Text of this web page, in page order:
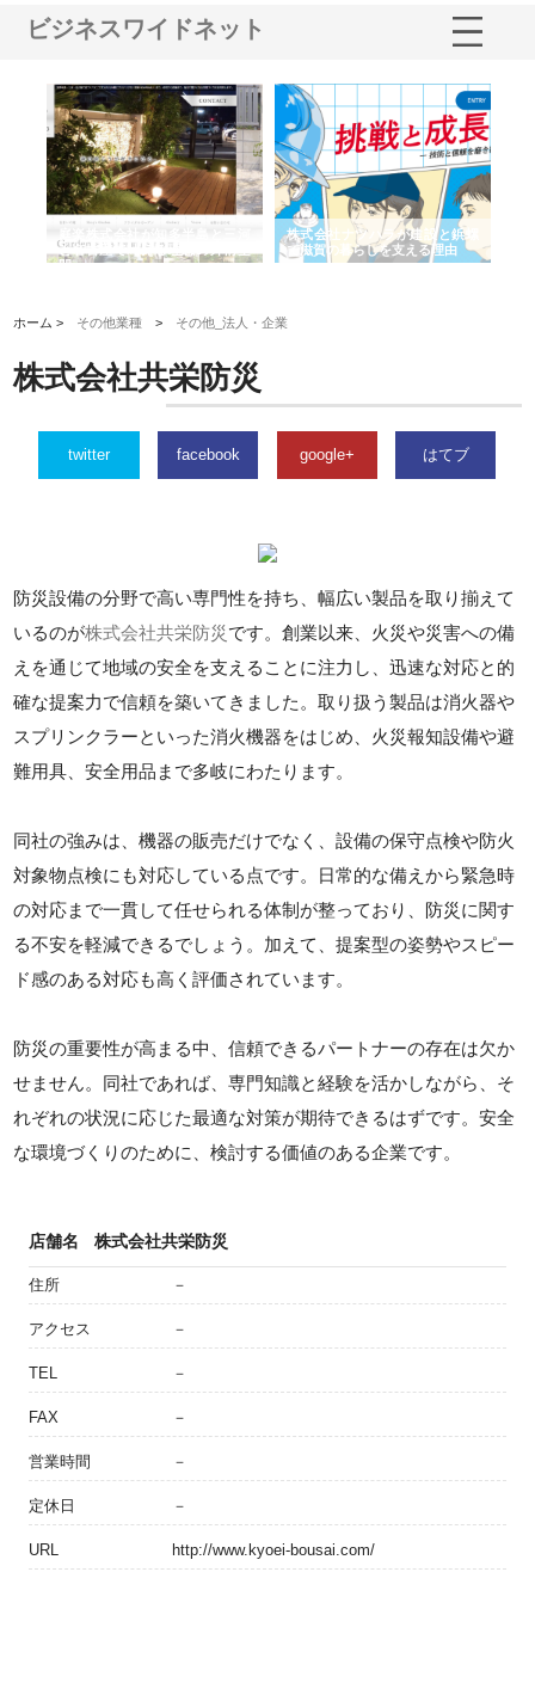
ビジネスワイドネット
と名古屋で叶える理想の外構空
間
株式会社ナツハラが建設と鋲螺
で滋賀の暮らしを支える理由
ホーム > その他業種 > その他_法人・企業
株式会社共栄防災
twitter facebook google+ はてブ
防災設備の分野で高い専門性を持ち、幅広い製品を取り揃えて
いるのが株式会社共栄防災です。創業以来、火災や災害への備
えを通じて地域の安全を支えることに注力し、迅速な対応と的
確な提案力で信頼を築いてきました。取り扱う製品は消火器や
スプリンクラーといった消火機器をはじめ、火災報知設備や避
難用具、安全用品まで多岐にわたります。
同社の強みは、機器の販売だけでなく、設備の保守点検や防火
対象物点検にも対応している点です。日常的な備えから緊急時
の対応まで一貫して任せられる体制が整っており、防災に関す
る不安を軽減できるでしょう。加えて、提案型の姿勢やスピー
ド感のある対応も高く評価されています。
防災の重要性が高まる中、信頼できるパートナーの存在は欠か
せません。同社であれば、専門知識と経験を活かしながら、そ
れぞれの状況に応じた最適な対策が期待できるはずです。安全
な環境づくりのために、検討する価値のある企業です。
店舗名 株式会社共栄防災
住所 －
アクセス －
TEL －
FAX －
営業時間 －
定休日 －
URL http://www.kyoei-bousai.com/